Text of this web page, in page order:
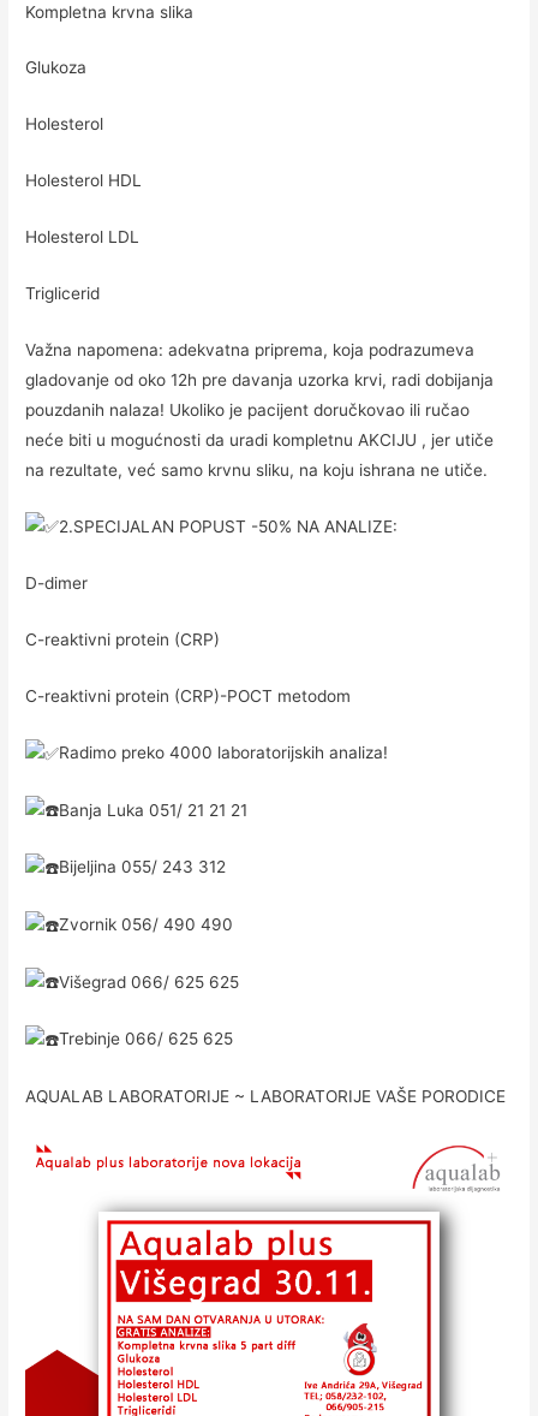
Kompletna krvna slika
Glukoza
Holesterol
Holesterol HDL
Holesterol LDL
Triglicerid
Važna napomena: adekvatna priprema, koja podrazumeva
gladovanje od oko 12h pre davanja uzorka krvi, radi dobijanja
pouzdanih nalaza! Ukoliko je pacijent doručkovao ili ručao
neće biti u mogućnosti da uradi kompletnu AKCIJU , jer utiče
na rezultate, već samo krvnu sliku, na koju ishrana ne utiče.
2.SPECIJALAN POPUST -50% NA ANALIZE:
D-dimer
C-reaktivni protein (CRP)
C-reaktivni protein (CRP)-POCT metodom
Radimo preko 4000 laboratorijskih analiza!
Banja Luka 051/ 21 21 21
Bijeljina 055/ 243 312
Zvornik 056/ 490 490
Višegrad 066/ 625 625
Trebinje 066/ 625 625
AQUALAB LABORATORIJE ~ LABORATORIJE VAŠE PORODICE